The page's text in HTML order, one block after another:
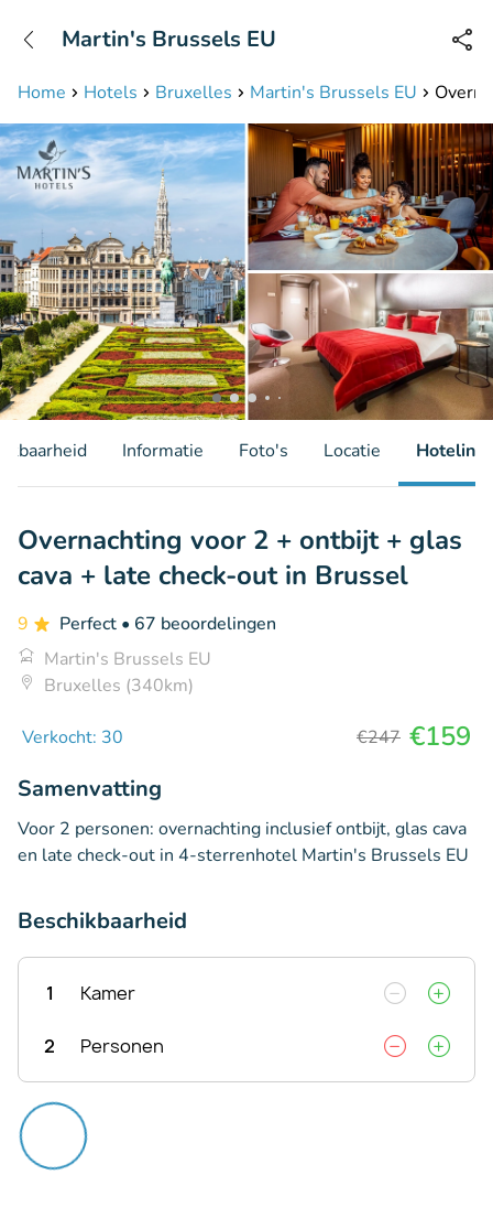
Bereikbaar tot 23:00 uur
Home Hotels Bruxelles Martin's Brussels EU
Martin's Brussels EU
Informatie Foto's Locatie Hotelinfo
Overnachting voor 2 + ontbijt + glas
cava + late check-out in Brussel
9 Perfect • 67 beoordelingen
Martin's Brussels EU
Bruxelles (340km)
Verkocht: 30 €247 €159
Samenvatting
Voor 2 personen: overnachting inclusief ontbijt, glas cava
en late check-out in 4-sterrenhotel Martin's Brussels EU
Beschikbaarheid
1 Kamer
2 Personen